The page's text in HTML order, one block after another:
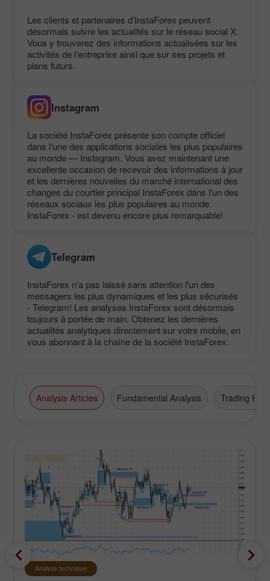
Les clients et partenaires d’InstaForex peuvent
désormais suivre les actualités sur le réseau social X.
Vous y trouverez des informations actualisées sur les
activités de l’entreprise ainsi que sur ses projets et
plans futurs.
Instagram
La société InstaForex présente son compte officiel
dans l'une des applications sociales les plus populaires
au monde — Instagram. Vous avez maintenant une
excellente occasion de recevoir des informations à jour
et les dernières nouvelles du marché international des
changes du courtier principal InstaForex dans l'un des
réseaux sociaux les plus populaires au monde.
InstaForex - est devenu encore plus remarquable!
Telegram
InstaForex n'a pas laissé sans attention l'un des
messagers les plus dynamiques et les plus sécurisés
- Telegram! Les analyses InstaForex sont désormais
toujours à portée de main. Obtenez les dernières
actualités analytiques directement sur votre mobile, en
vous abonnant à la chaîne de la société InstaForex.
Analysis Articles Fundamental Analysis Trading Plan
Analyse technique